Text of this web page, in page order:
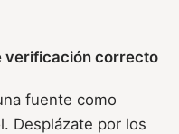
verificación correcto
fuente como
Desplázate por los